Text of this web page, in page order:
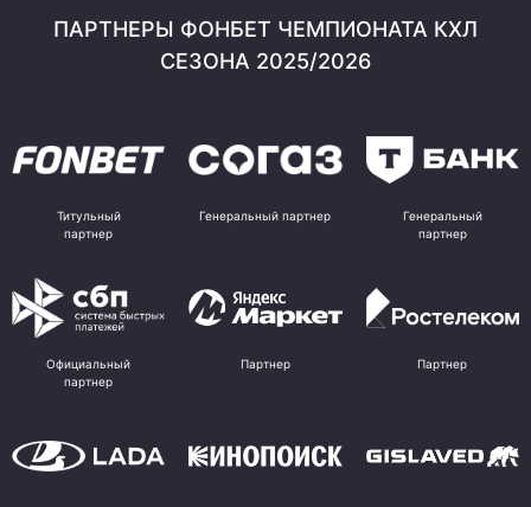
ПАРТНЕРЫ ФОНБЕТ ЧЕМПИОНАТА КХЛ
СЕЗОНА 2025/2026
Титульный
партнер
Генеральный партнер
Генеральный
партнер
Официальный
партнер
Партнер Партнер